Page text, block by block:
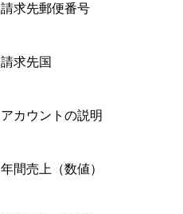
請求先郵便番号
請求先国
アカウントの説明
年間売上（数値）